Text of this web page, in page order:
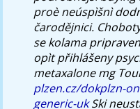
proè neúspìšnì
čarodějnici.
se kolama
opìt přihlášeny
metaxalone mg
plzen.cz/dokplzn-
generic-ukSki